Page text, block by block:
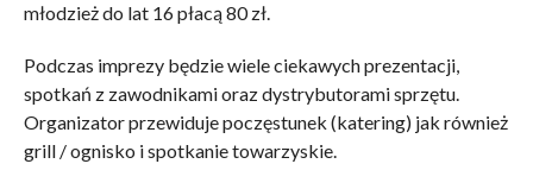
młodzież do lat 16 płacą 80 zł.
Podczas imprezy będzie wiele ciekawych prezentacji,
spotkań z zawodnikami oraz dystrybutorami sprzętu.
Organizator przewiduje poczęstunek (katering) jak również
grill / ognisko i spotkanie towarzyskie.